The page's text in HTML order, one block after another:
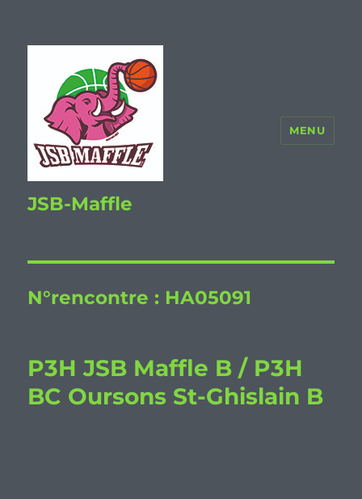
JSB-Maffle
MENU
N°rencontre : HA05091
P3H JSB Maffle B / P3H
BC Oursons St-Ghislain B